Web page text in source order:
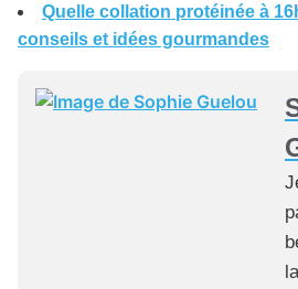
Quelle collation protéinée à
conseils et idées gourmandes